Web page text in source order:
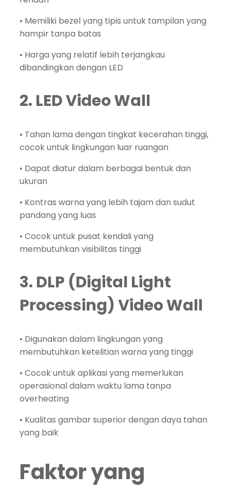
• Memiliki bezel yang tipis untuk tampilan yang
hampir tanpa batas
• Harga yang relatif lebih terjangkau
dibandingkan dengan LED
2. LED Video Wall
• Tahan lama dengan tingkat kecerahan tinggi,
cocok untuk lingkungan luar ruangan
• Dapat diatur dalam berbagai bentuk dan
ukuran
• Kontras warna yang lebih tajam dan sudut
pandang yang luas
• Cocok untuk pusat kendali yang
membutuhkan visibilitas tinggi
3. DLP (Digital Light
Processing) Video Wall
• Digunakan dalam lingkungan yang
membutuhkan ketelitian warna yang tinggi
• Cocok untuk aplikasi yang memerlukan
operasional dalam waktu lama tanpa
overheating
• Kualitas gambar superior dengan daya tahan
yang baik
Faktor yang